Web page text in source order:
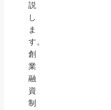
説
し
ま
す。
創
業
融
資
制